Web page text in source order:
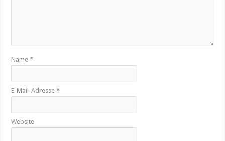
Name*
E-Mail-Adresse*
Website